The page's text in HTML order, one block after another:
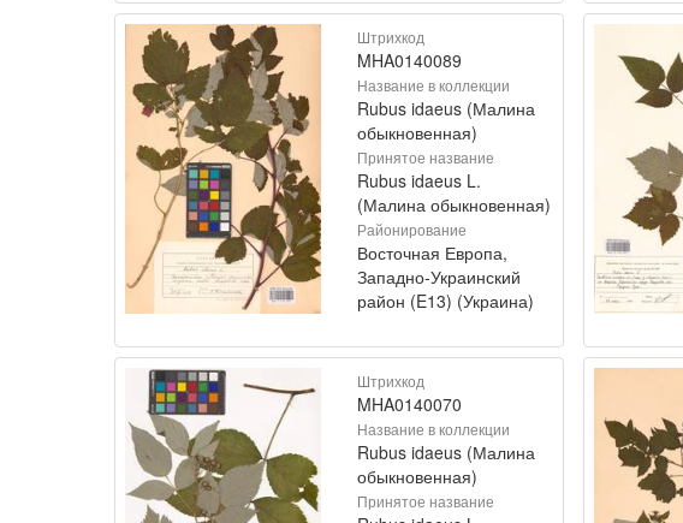
Штрихкод
MHA0140089
Название в коллекции
Rubus idaeus (Малина
обыкновенная)
Принятое название
Rubus idaeus L.
(Малина обыкновенная)
Районирование
Восточная Европа,
Западно-Украинский
район (E13) (Украина)
Штрихкод
MHA0140070
Название в коллекции
Rubus idaeus (Малина
обыкновенная)
Принятое название